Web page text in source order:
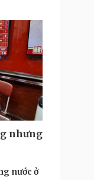
nhưng
nước ở